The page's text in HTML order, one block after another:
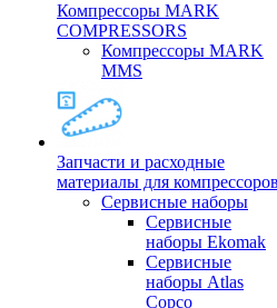
Компрессоры MARK
COMPRESSORS
Компрессоры MARK
MMS
Запчасти и расходные
материалы для компрессоров
Cервисные наборы
Сервисные
наборы Ekomak
Cервисные
наборы Atlas
Copco